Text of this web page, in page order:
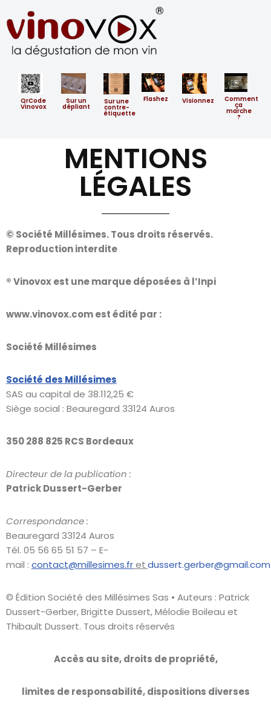
QrCode
Vinovox
Sur un
dépliant
​Sur ​une
contre-
étiquette
Flashez Visionnez Comment
ça
marche
?
MENTIONS
LÉGALES
© Société Millésimes. Tous droits réservés.
Reproduction interdite
® Vinovox est une marque déposées à l’Inpi
www.vinovox.comest édité par :
Société Millésimes
Société des Millésimes
SAS au capital de 38.112,25 €
Siège social : Beauregard 33124 Auros
350 288 825 RCS Bordeaux
Directeur de la publication :
Patrick Dussert-Gerber
Correspondance :
Beauregard 33124 Auros
Tél. 05 56 65 51 57 – E-
mail : contact@millesimes.fretdussert.gerber@gmail.com
© Édition Société des Millésimes Sas • Auteurs : Patrick
Dussert-Gerber, Brigitte Dussert, Mélodie Boileau et
Thibault Dussert. Tous droits réservés
Accès au site, droits de propriété,
limites de responsabilité, dispositions diverses